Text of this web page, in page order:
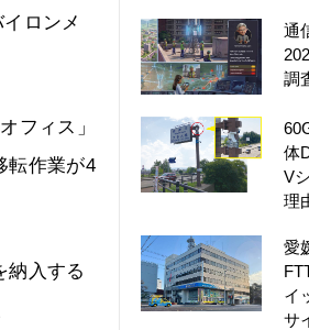
ロンメ
フィス」
転作業が4
納入する
通
調
体
V
理
愛
イ
サ